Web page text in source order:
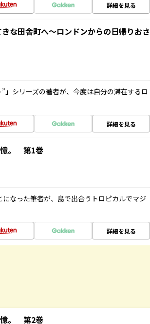
詳細を見る
な田舎町へ～ロンドンからの日帰りおさ
シリーズの著者が、今度は自分の滞在するロ
詳細を見る
憶。 第1巻
なった筆者が、島で出合うトロピカルでマジ
詳細を見る
憶。 第2巻